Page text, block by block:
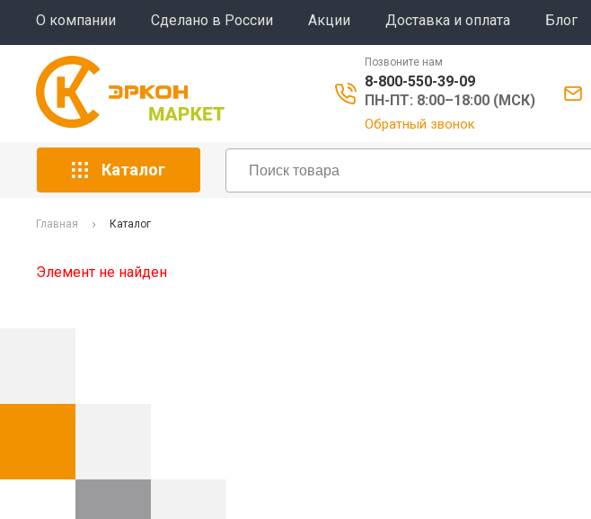
О компании Сделано в России Акции Доставка и оплата Блог
Позвоните нам
8-800-550-39-09
ПН-ПТ: 8:00–18:00 (МСК)
Обратный звонок
Каталог
Главная Каталог
Элемент не найден